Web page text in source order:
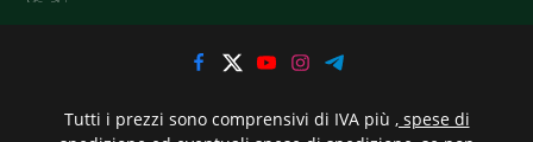
Tutti i prezzi sono comprensivi di IVA più , spese di